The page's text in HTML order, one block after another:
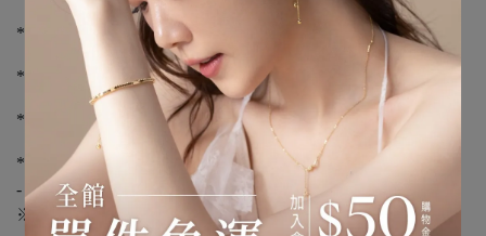
*下單前請先詢問庫存，下單後3-5個工作天到貨
*不提供外島宅配服務
*如有溢膠、編織顏色不同、新品氣味不屬瑕疵範圍
*請您確認購買再下單，避免浪費資源
-
※退貨須知※